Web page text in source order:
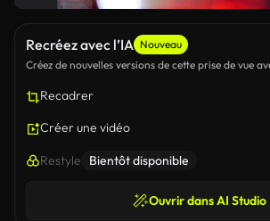
Recréez avec l’IA Nouveau
Créez de nouvelles versions de cette prise de vue
Recadrer
Créer une vidéo
Restyle Bientôt disponible
Ouvrir dans AI Studio